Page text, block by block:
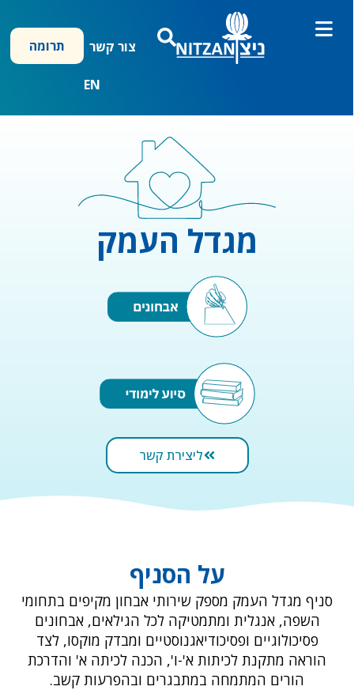
צור קשר
EN
תרומה
מגדל העמק
ליצירת קשר
על הסניף
סניף מגדל העמק מספק שירותי אבחון מקיפים בתחומי
השפה, אנגלית ומתמטיקה לכל הגילאים, אבחונים
פסיכולוגיים ופסיכודיאגנוסטיים ומבדק מוקסו, לצד
הוראה מתקנת לכיתות א'-ו', הכנה לכיתה א' והדרכת
הורים המתמחה במתבגרים ובהפרעות קשב.